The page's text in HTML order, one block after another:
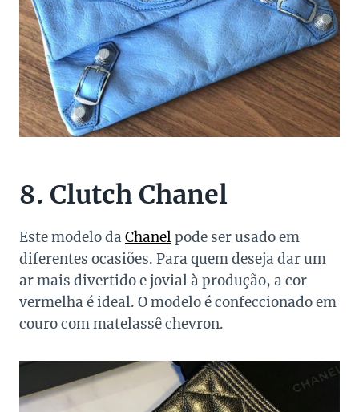
8. Clutch Chanel
Este modelo da Chanelpode ser usado em
diferentes ocasiões. Para quem deseja dar um
ar mais divertido e jovial à produção, a cor
vermelha é ideal. O modelo é confeccionado em
couro com matelassê chevron.